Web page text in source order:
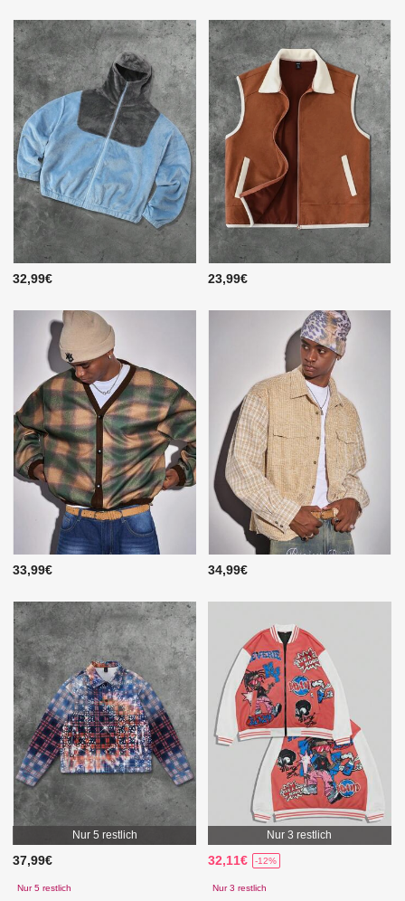
32,99€ 23,99€
33,99€ 34,99€
Nur 5 restlich
37,99€
Nur 5 restlich
Nur 3 restlich
32,11€ -12%
Nur 3 restlich